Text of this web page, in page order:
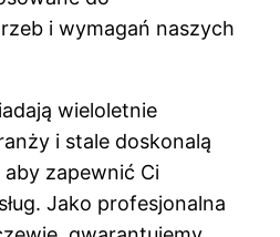
i wymagań naszych
wieloletnie
i stale doskonalą
zapewnić Ci
Jako profesjonalna